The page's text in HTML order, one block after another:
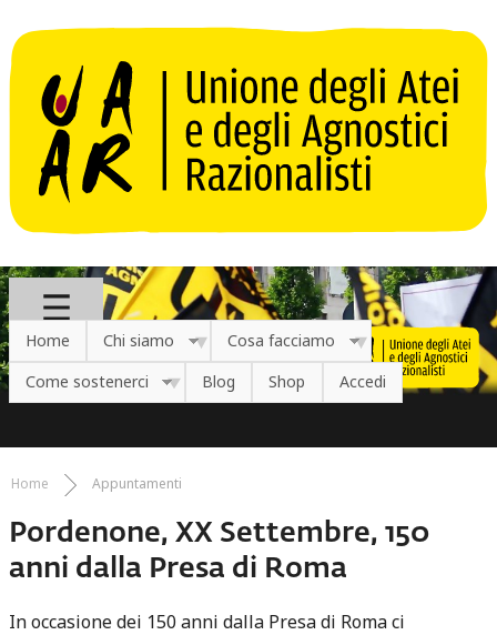
Home Chi siamo
Cosa facciamo
Come sostenerci
Blog Shop Accedi
Tu sei qui
Home Appuntamenti
Pordenone, XX Settembre, 150
anni dalla Presa di Roma
In occasione dei 150 anni dalla Presa di Roma ci